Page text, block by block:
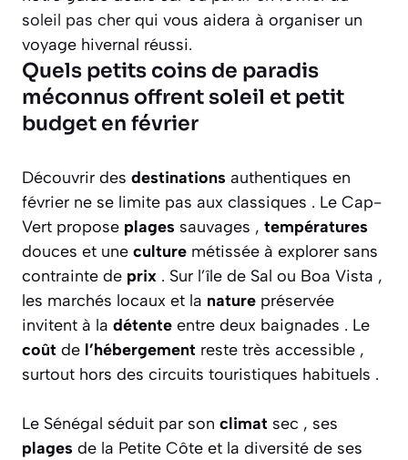
soleil pas cher qui vous aidera à organiser un
voyage hivernal réussi.
Quels petits coins de paradis
méconnus offrent soleil et petit
budget en février
Découvrir des destinations authentiques en
février ne se limite pas aux classiques . Le Cap-
Vert propose plages sauvages , températures
douces et une culture métissée à explorer sans
contrainte de prix . Sur l’île de Sal ou Boa Vista ,
les marchés locaux et la nature préservée
invitent à la détente entre deux baignades . Le
coût de l’hébergement reste très accessible ,
surtout hors des circuits touristiques habituels .
Le Sénégal séduit par son climat sec , ses
plages de la Petite Côte et la diversité de ses